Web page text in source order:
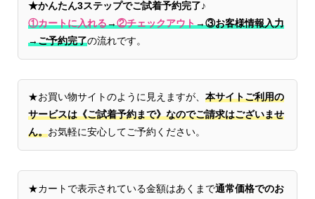
★かんたん3ステップでご試着予約完了♪
①カートに入れる→②チェックアウト→③お客様情報入力
→ご予約完了の流れです。
★お買い物サイトのように見えますが、 本サイトご利用の
サービスは《ご試着予約まで》なのでご請求はございませ
ん。お気軽に安心してご予約ください。
★カートで表示されている金額はあくまで通常価格でのお